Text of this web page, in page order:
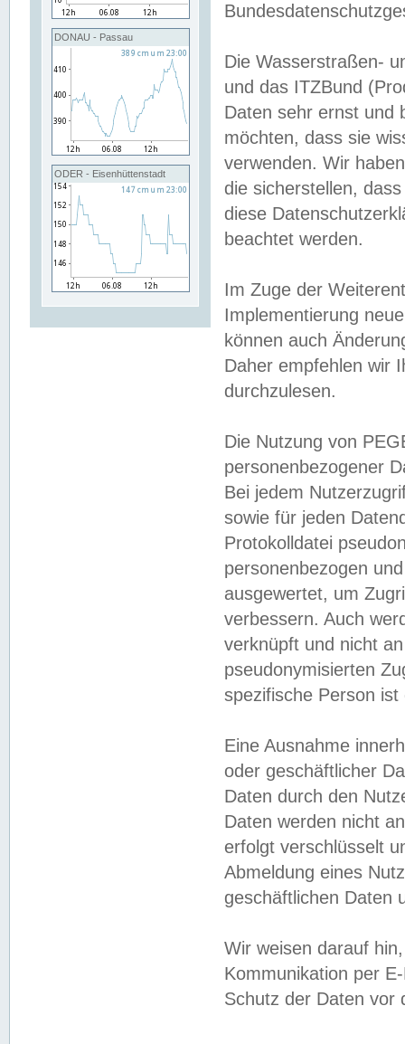
DONAU - Passau
ODER - Eisenhüttenstadt
Die Wasserstraßen-
und das ITZBund
Daten sehr ernst und
möchten, dass sie
verwenden. Wir
die sicherstellen,
diese
beachtet werden.
Im Zuge der
Implementierung
können auch
Daher empfehlen wir
durchzulesen.
Die Nutzung von
personenbezogener
Bei jedem
sowie für jeden
Protokolldatei
personenbezogen
ausgewertet, um
verbessern. Auch
verknüpft und nicht
pseudonymisierten
spezifische Person
Eine Ausnahme
oder geschäftlicher
Daten durch den
Daten werden nicht
erfolgt verschlüsselt
Abmeldung eines
geschäftlichen Daten
Wir weisen darauf
Kommunikation per
Schutz der Daten vor